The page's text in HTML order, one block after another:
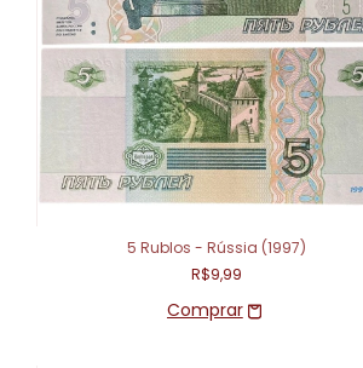
5 Rublos - Rússia (1997)
R$9,99